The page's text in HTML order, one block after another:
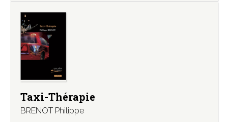
Taxi-Thérapie
BRENOT Philippe